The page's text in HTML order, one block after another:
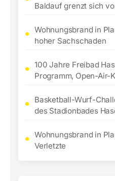
Baldauf grenzt sich
Wohnungsbrand in
hoher Sachschaden
100 Jahre Freibad
Programm, Open-Air-
Basketball-Wurf-
des Stadionbades
Wohnungsbrand in
Verletzte